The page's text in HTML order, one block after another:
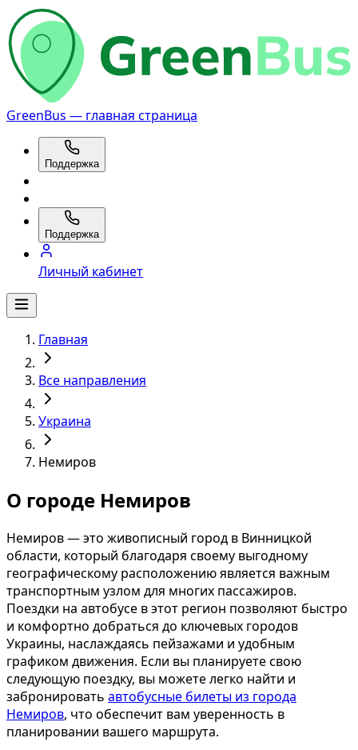
GreenBus — главная страница
Поддержка
Поддержка
Личный кабинет
Главная
Все направления
Украина
Немиров
О городе Немиров
Немиров — это живописный город в Винницкой
области, который благодаря своему выгодному
географическому расположению является важным
транспортным узлом для многих пассажиров.
Поездки на автобусе в этот регион позволяют быстро
и комфортно добраться до ключевых городов
Украины, наслаждаясь пейзажами и удобным
графиком движения. Если вы планируете свою
следующую поездку, вы можете легко найти и
забронировать автобусные билеты из города
Немиров, что обеспечит вам уверенность в
планировании вашего маршрута.